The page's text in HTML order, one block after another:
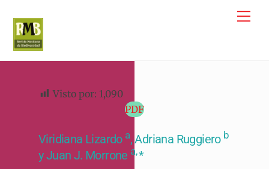
content
Visto por: 1,090
PDF
Viridiana Lizardo a, Adriana Ruggiero b
y Juan J. Morrone a,*